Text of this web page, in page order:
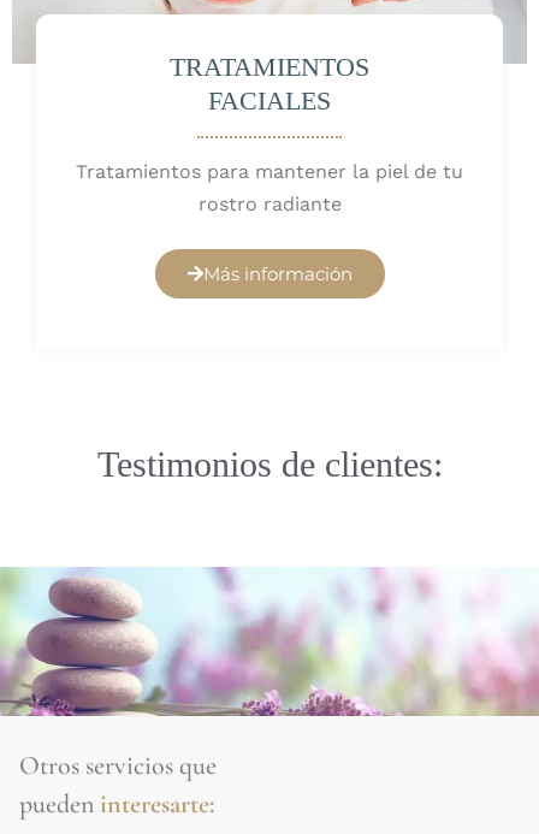
TRATAMIENTOS
FACIALES
Tratamientos para mantener la piel de tu
rostro radiante
Más información
Testimonios de clientes:
Otros servicios que
pueden interesarte: